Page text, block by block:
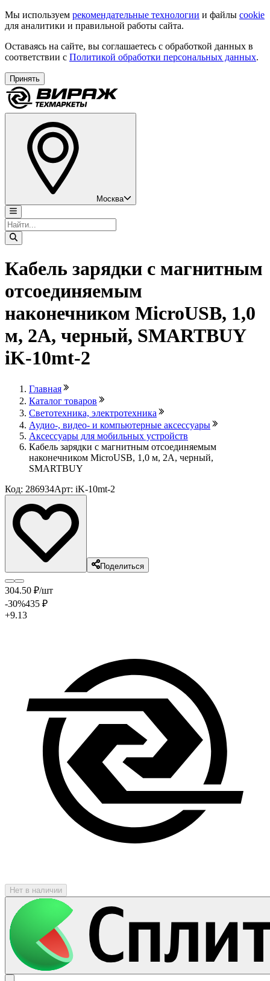
Мы используем рекомендательные технологии и файлы cookie
для аналитики и правильной работы сайта.
Оставаясь на сайте, вы соглашаетесь с обработкой данных в
соответствии с Политикой обработки персональных данных.
Принять
Москва
Кабель зарядки с магнитным
отсоединяемым
наконечником MicroUSB, 1,0
м, 2А, черный, SMARTBUY
iK-10mt-2
Главная
Каталог товаров
Светотехника, электротехника
Аудио-, видео- и компьютерные аксессуары
Аксессуары для мобильных устройств
Кабель зарядки с магнитным отсоединяемым
наконечником MicroUSB, 1,0 м, 2А, черный,
SMARTBUY
Код: 286934Арт: iK-10mt-2
Поделиться
304.50 ₽/шт
-30%435 ₽
+9.13
Нет в наличии